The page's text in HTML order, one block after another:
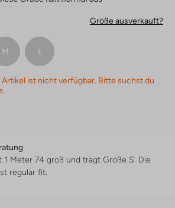
Größe ausverkauft?
M L
Artikel ist nicht verfügbar. Bitte suchst du
1 Meter 74 groß und trägt Größe S. Die
regular fit